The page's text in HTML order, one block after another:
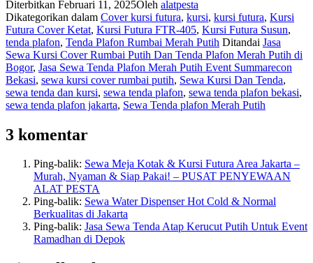
Diterbitkan Februari 11, 2025Oleh alatpesta
Dikategorikan dalam Cover kursi futura, kursi, kursi futura, Kursi
Futura Cover Ketat, Kursi Futura FTR-405, Kursi Futura Susun,
tenda plafon, Tenda Plafon Rumbai Merah Putih Ditandai Jasa
Sewa Kursi Cover Rumbai Putih Dan Tenda Plafon Merah Putih di
Bogor, Jasa Sewa Tenda Plafon Merah Putih Event Summarecon
Bekasi, sewa kursi cover rumbai putih, Sewa Kursi Dan Tenda,
sewa tenda dan kursi, sewa tenda plafon, sewa tenda plafon bekasi,
sewa tenda plafon jakarta, Sewa Tenda plafon Merah Putih
3 komentar
Ping-balik: Sewa Meja Kotak & Kursi Futura Area Jakarta –
Murah, Nyaman & Siap Pakai! – PUSAT PENYEWAAN
ALAT PESTA
Ping-balik: Sewa Water Dispenser Hot Cold & Normal
Berkualitas di Jakarta
Ping-balik: Jasa Sewa Tenda Atap Kerucut Putih Untuk Event
Ramadhan di Depok